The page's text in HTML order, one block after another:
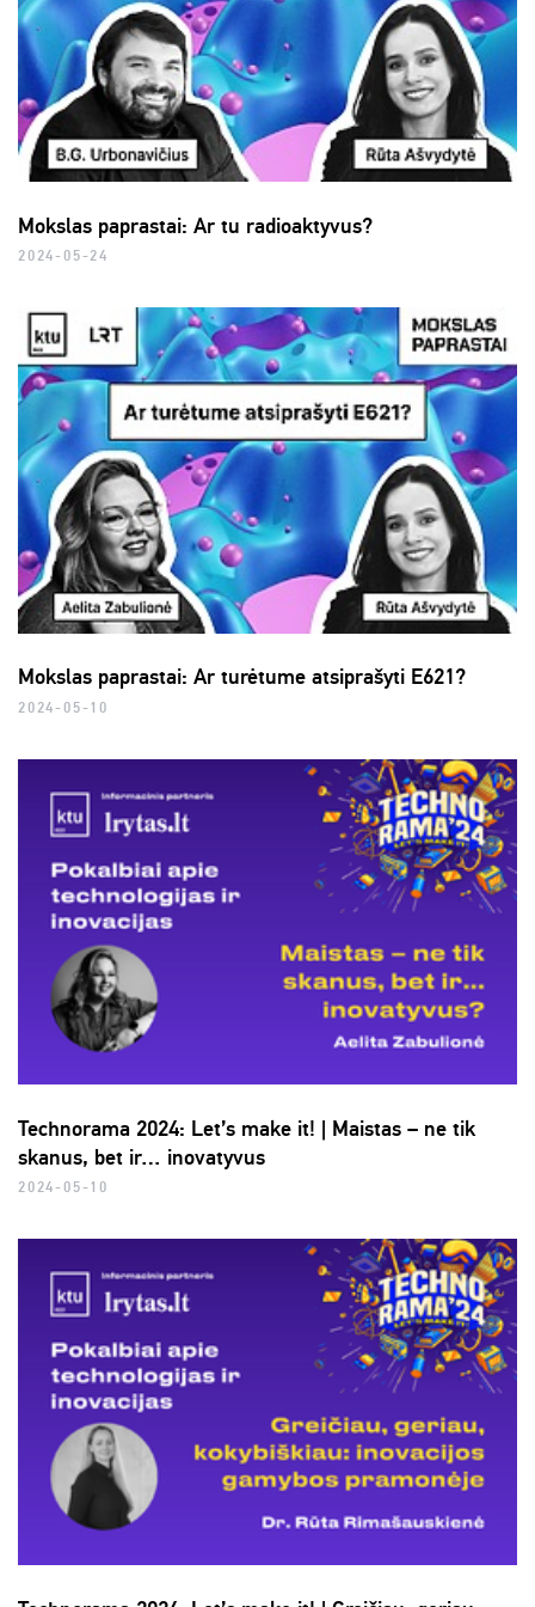
Mokslas paprastai: Ar tu radioaktyvus?
2024-05-24
Mokslas paprastai: Ar turėtume atsiprašyti E621?
2024-05-10
Technorama 2024: Let’s make it! | Maistas – ne tik
skanus, bet ir… inovatyvus
2024-05-10